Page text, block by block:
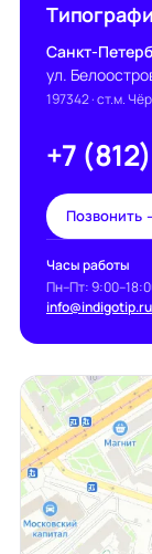
Санкт-
ул.
197342· ст.м.
+7
Позвонить
Часы работы
Пн–Пт:
info@indigotip.ru